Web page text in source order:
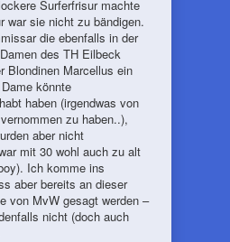
Surferfrisur machte
war sie nicht zu bändigen.
die ebenfalls in der
des TH Eilbeck
Blondinen Marcellus ein
könnte
haben (irgendwas von
zu haben..),
aber nicht
mit 30 wohl auch zu alt
Ich komme ins
aber bereits an dieser
von MvW gesagt werden –
nicht (doch auch